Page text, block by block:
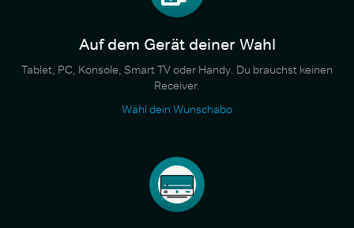
Auf dem Gerät deiner Wahl
Tablet, PC, Konsole, Smart TV oder Handy. Du brauchst keinen
Receiver.
Wähl dein Wunschabo